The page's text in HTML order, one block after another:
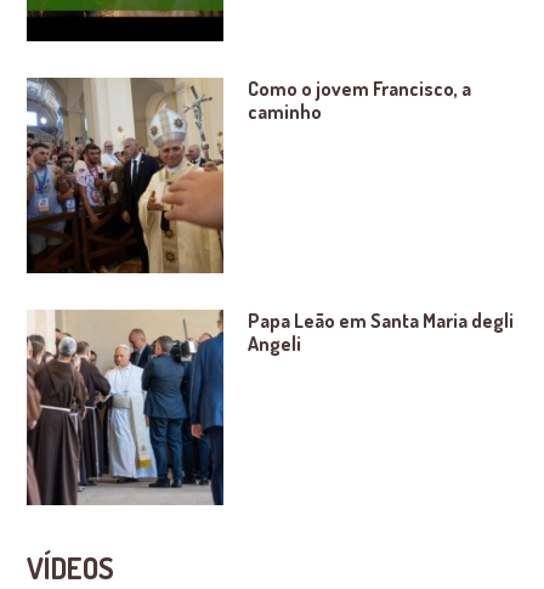
Como o jovem Francisco, a
caminho
Papa Leão em Santa Maria degli
Angeli
VÍDEOS